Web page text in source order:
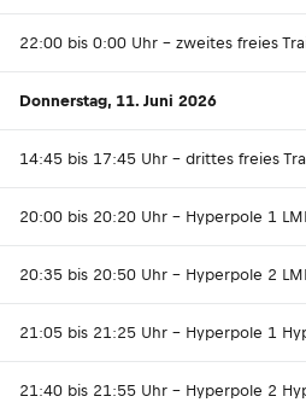
22:00 bis 0:00 Uhr - zweites freies
Donnerstag, 11. Juni 2026
14:45 bis 17:45 Uhr - drittes freies
20:00 bis 20:20 Uhr - Hyperpole 1
20:35 bis 20:50 Uhr - Hyperpole 2
21:05 bis 21:25 Uhr - Hyperpole 1
21:40 bis 21:55 Uhr - Hyperpole 2